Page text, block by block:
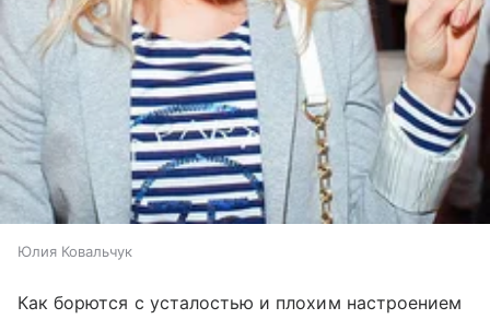
Юлия Ковальчук
Как борются с усталостью и плохим настроением